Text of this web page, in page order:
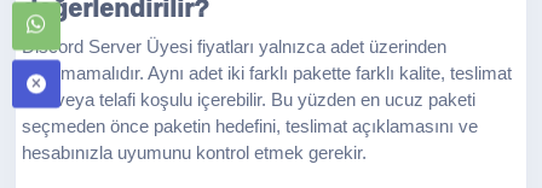
değerlendirilir?
Discord Server Üyesi fiyatları yalnızca adet üzerinden
okunmamalıdır. Aynı adet iki farklı pakette farklı kalite, teslimat
hızı veya telafi koşulu içerebilir. Bu yüzden en ucuz paketi
seçmeden önce paketin hedefini, teslimat açıklamasını ve
hesabınızla uyumunu kontrol etmek gerekir.